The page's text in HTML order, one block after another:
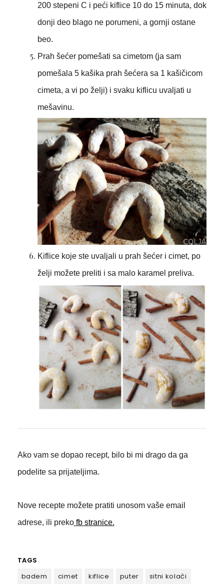
200 stepeni C i peći kiflice 10 do 15 minuta, dok
donji deo blago ne porumeni, a gornji ostane
beo.
Prah šećer pomešati sa cimetom (ja sam
pomešala 5 kašika prah šećera sa 1 kašičicom
cimeta, a vi po želji) i svaku kiflicu uvaljati u
mešavinu.
Kiflice koje ste uvaljali u prah šećer i cimet, po
želji možete preliti i sa malo karamel preliva.
Ako vam se dopao recept, bilo bi mi drago da ga
podelite sa prijateljima.
Nove recepte možete pratiti unosom vaše email
adrese, ili prekofb stranice.
TAGS
badem
cimet kiflice puter sitni kolači